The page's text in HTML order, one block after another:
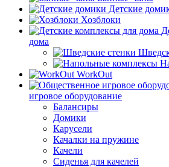
Детские
Хозблоки
дома
WorkOut
игровое оборудование
Балансиры
Домики
Карусели
Качалки на пружине
Качели
Сиденья для качелей